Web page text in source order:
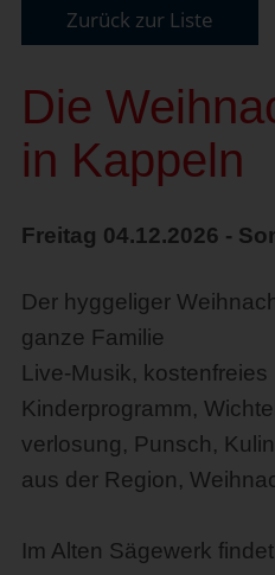
Zurück zur Liste
Die
in Kappeln
Freitag 04.12.2026 -
Der hyggeliger
ganze Familie
Live-Musik, kostenfreies
Kinderprogramm,
verlosung, Punsch,
aus der Region,
Im Alten Sägewerk